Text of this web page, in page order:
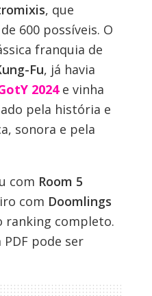
, que
600 possíveis. O
franquia de
Fu, já havia
2024e vinha
pela história e
sonora e pela
com Room 5
com Doomlings
ranking completo.
pode ser